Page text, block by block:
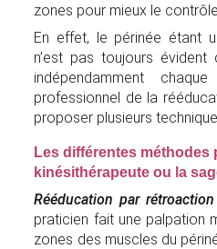
zones pour mieux le
En effet, le périnée étant
n’est pas toujours
indépendamment
professionnel de la
proposer plusieurs
Les différentes méthodes
kinésithérapeute ou la
Rééducation par
praticien fait une palpation
zones des muscles du